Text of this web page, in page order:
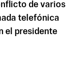
de varios
telefónica
el presidente